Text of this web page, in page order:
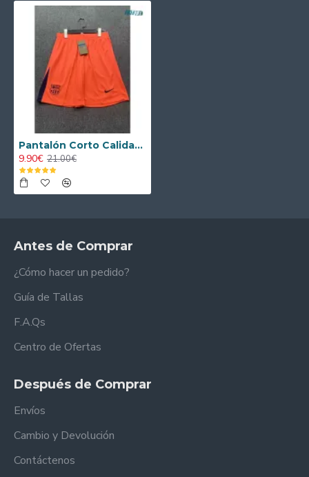
Pantalón Corto Calidad THAI Barcelona Alternativo Tercera Equipación 2025/2026
9.90€ 21.00€
Antes de Comprar
¿Cómo hacer un pedido?
Guía de Tallas
F.A.Qs
Centro de Ofertas
Después de Comprar
Envíos
Cambio y Devolución
Contáctenos